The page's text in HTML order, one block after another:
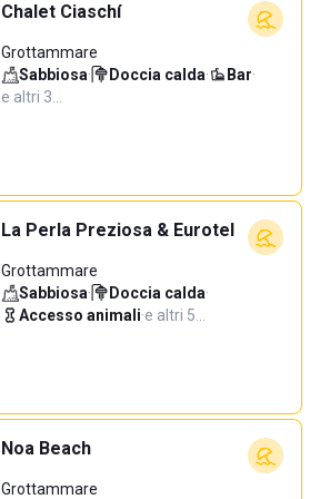
Chalet Ciaschí
Grottammare
Sabbiosa· Doccia calda· Bar·
e altri 3…
La Perla Preziosa & Eurotel
Grottammare
Sabbiosa· Doccia calda·
Accesso animali·e altri 5…
Noa Beach
Grottammare